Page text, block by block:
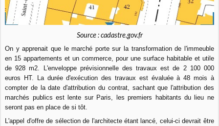
Source : cadastre.gov.fr
On y apprenait que le marché porte sur la transformation de l'immeuble
en 15 appartements et un commerce, pour une surface habitable et utile
de 928 m2. L'enveloppe prévisionnelle des travaux est de 2 100 000
euros HT. La durée d'exécution des travaux est évaluée à 48 mois à
compter de la date d'attribution du contrat, sachant que l'attribution des
marchés publics est lente sur Paris, les premiers habitants du lieu ne
seront pas en place de si tôt.
L'appel d'offre de sélection de l'architecte étant lancé, celui-ci devrait être